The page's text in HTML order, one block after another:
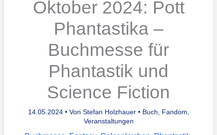
Oktober 2024: Pott
Phantastika –
Buchmesse für
Phantastik und
Science Fiction
14.05.2024 • Von Stefan Holzhauer • Buch, Fandom,
Veranstaltungen